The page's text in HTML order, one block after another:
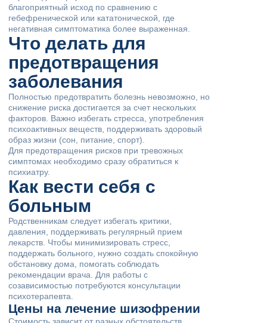
благоприятный исход по сравнению с
гебефренической или кататонической, где
негативная симптоматика более выраженная.
Что делать для
предотвращения
заболевания
Полностью предотвратить болезнь невозможно, но
снижение риска достигается за счет нескольких
факторов. Важно избегать стресса, употребления
психоактивных веществ, поддерживать здоровый
образ жизни (сон, питание, спорт).
Для предотвращения рисков при тревожных
симптомах необходимо сразу обратиться к
психиатру.
Как вести себя с
больным
Родственникам следует избегать критики,
давления, поддерживать регулярный прием
лекарств. Чтобы минимизировать стресс,
поддержать больного, нужно создать спокойную
обстановку дома, помогать соблюдать
рекомендации врача. Для работы с
созависимостью потребуются консультации
психотерапевта.
Цены на лечение шизофрении
Стоимость зависит от разных обстоятельств,